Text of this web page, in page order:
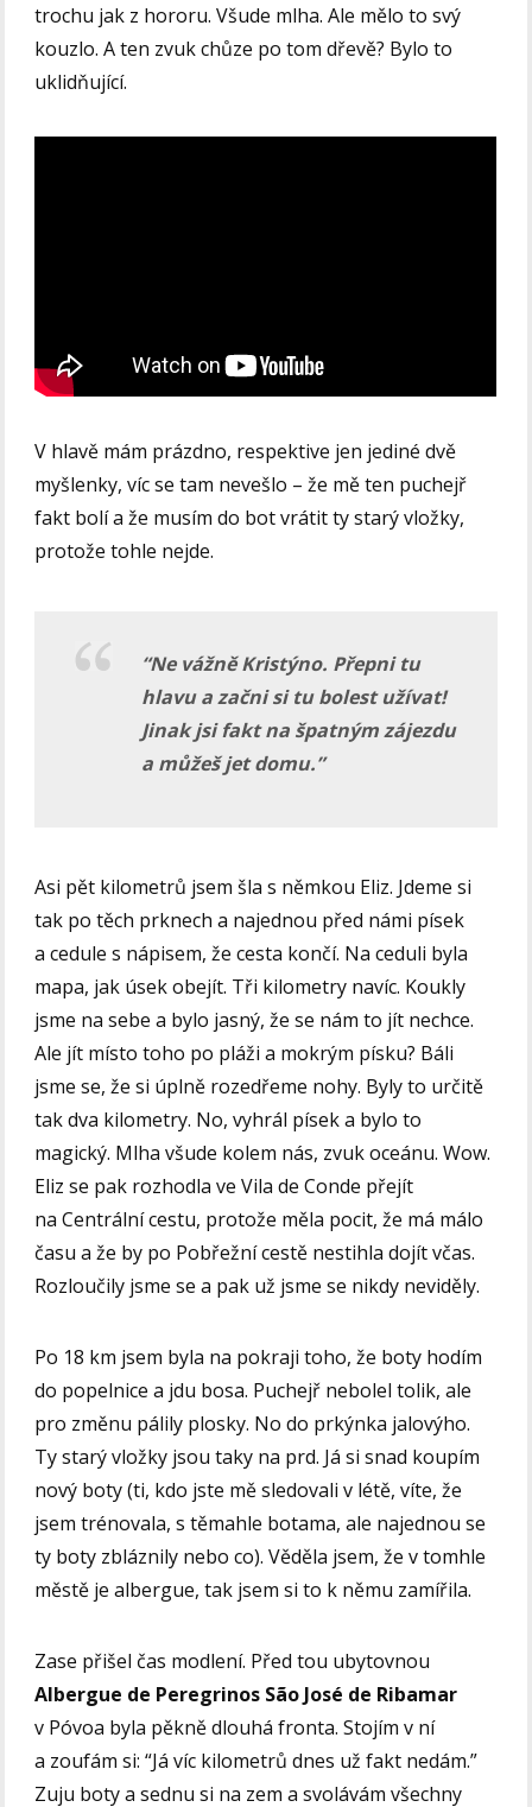
trochu jak z hororu. Všude mlha. Ale mělo to svý
kouzlo. A ten zvuk chůze po tom dřevě? Bylo to
uklidňující.
V hlavě mám prázdno, respektive jen jediné dvě
myšlenky, víc se tam nevešlo – že mě ten puchejř
fakt bolí a že musím do bot vrátit ty starý vložky,
protože tohle nejde.
“Ne vážně Kristýno. Přepni tu
hlavu a začni si tu bolest užívat!
Jinak jsi fakt na špatným zájezdu
a můžeš jet domu.”
Asi pět kilometrů jsem šla s němkou Eliz. Jdeme si
tak po těch prknech a najednou před námi písek
a cedule s nápisem, že cesta končí. Na ceduli byla
mapa, jak úsek obejít. Tři kilometry navíc. Koukly
jsme na sebe a bylo jasný, že se nám to jít nechce.
Ale jít místo toho po pláži a mokrým písku? Báli
jsme se, že si úplně rozedřeme nohy. Byly to určitě
tak dva kilometry. No, vyhrál písek a bylo to
magický. Mlha všude kolem nás, zvuk oceánu. Wow.
Eliz se pak rozhodla ve Vila de Conde přejít
na Centrální cestu, protože měla pocit, že má málo
času a že by po Pobřežní cestě nestihla dojít včas.
Rozloučily jsme se a pak už jsme se nikdy neviděly.
Po 18 km jsem byla na pokraji toho, že boty hodím
do popelnice a jdu bosa. Puchejř nebolel tolik, ale
pro změnu pálily plosky. No do prkýnka jalovýho.
Ty starý vložky jsou taky na prd. Já si snad koupím
nový boty (ti, kdo jste mě sledovali v létě, víte, že
jsem trénovala, s těmahle botama, ale najednou se
ty boty zbláznily nebo co). Věděla jsem, že v tomhle
městě je albergue, tak jsem si to k němu zamířila.
Zase přišel čas modlení. Před tou ubytovnou
Albergue de Peregrinos São José de Ribamar
v Póvoa byla pěkně dlouhá fronta. Stojím v ní
a zoufám si: “Já víc kilometrů dnes už fakt nedám.”
Zuju boty a sednu si na zem a svolávám všechny